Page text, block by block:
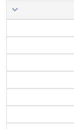
העסקה טובים
לבוגרים, ובכך
העבודה.
לימוד
פתח תקווה,
הארץ.
בוקר במסלול
להמשך